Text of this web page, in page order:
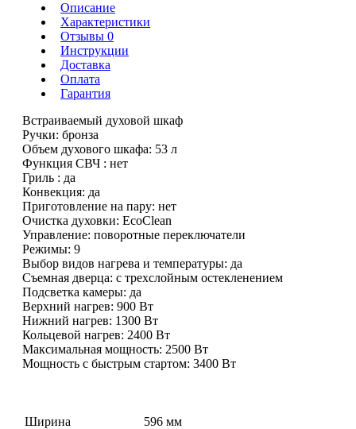
Описание
Характеристики
Отзывы 0
Инструкции
Доставка
Оплата
Гарантия
Встраиваемый духовой шкаф
Ручки: бронза
Объем духового шкафа: 53 л
Функция СВЧ : нет
Гриль : да
Конвекция: да
Приготовление на пару: нет
Очистка духовки: EcoClean
Управление: поворотные переключатели
Режимы: 9
Выбор видов нагрева и температуры: да
Съемная дверца: с трехслойным остекленением
Подсветка камеры: да
Верхний нагрев: 900 Вт
Нижний нагрев: 1300 Вт
Кольцевой нагрев: 2400 Вт
Максимальная мощность: 2500 Вт
Мощность с быстрым стартом: 3400 Вт
Ширина 596 мм